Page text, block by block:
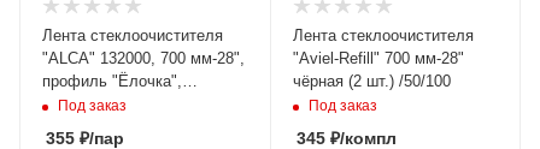
Лента стеклоочистителя
"ALCA" 132000, 700 мм-28",
профиль "Ёлочка",
силикон, 2 шт. /100
Под заказ
355 ₽/пар
Лента стеклоочистителя
"Aviel-Refill" 700 мм-28"
чёрная (2 шт.) /50/100
Под заказ
345₽/компл